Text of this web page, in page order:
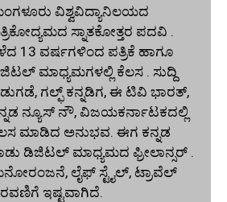
ವಿಶ್ವವಿದ್ಯಾನಿಲಯದ
ಸ್ನಾತಕೋತ್ತರ ಪದವಿ .
13 ವರ್ಷಗಳಿಂದ ಪತ್ರಿಕೆ ಹಾಗೂ
ಮಾಧ್ಯಮಗಳಲ್ಲಿ ಕೆಲಸ . ಸುದ್ದಿ
ಗಲ್ಫ್ ಕನ್ನಡಿಗ, ಈ ಟಿವಿ ಭಾರತ್,
ನ್ಯೂಸ್ ನೌ, ವಿಜಯಕರ್ನಾಟಕದಲ್ಲಿ
ಮಾಡಿದ ಅನುಭವ. ಈಗ ಕನ್ನಡ
ಡಿಜಿಟಲ್‌ ಮಾಧ್ಯಮದ ಫ್ರೀಲಾನ್ಸರ್ .
ಲೈಫ್ ಸ್ಟೈಲ್, ಟ್ರಾವೆಲ್
ಇಷ್ಟವಾಗಿದೆ.